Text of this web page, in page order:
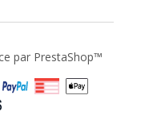
par PrestaShop™